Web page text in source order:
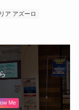
ア アズーロ
Me